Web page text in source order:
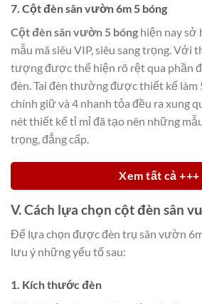
7. Cột đèn sân vườn 6m 5 bóng
Cột đèn sân vườn 5 bóng hiện nay sở
mẫu mã siêu VIP, siêu sang trọng. Với
tượng được thể hiện rõ rệt qua phần
đèn. Tai đèn thường được thiết kế làm
chính giữ và 4 nhanh tỏa đều ra xung
nét thiết kế tỉ mỉ đã tạo nên những
trọng, đẳng cấp.
Xem tất cả +++
V. Cách lựa chọn cột đèn sân
Để lựa chọn được đèn trụ sân vườn
lưu ý những yếu tố sau:
1. Kích thước đèn